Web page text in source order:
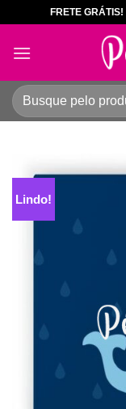
content
FRETE GRÁTIS!
Pesquisar
por:
Lindo!